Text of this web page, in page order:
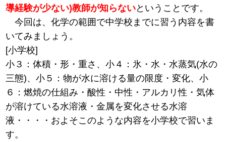
導経験が少ない)教師が知らないということです。
今回は、化学の範囲で中学校までに習う内容を書
いてみましょう。
[小学校]
小３：体積・形・重さ、小４：氷・水・水蒸気(水の
三態)、小５：物が水に溶ける量の限度・変化、小
６：燃焼の仕組み・酸性・中性・アルカリ性・気体
が溶けている水溶液・金属を変化させる水溶
液・・・・およそこのような内容を小学校で習いま
す。